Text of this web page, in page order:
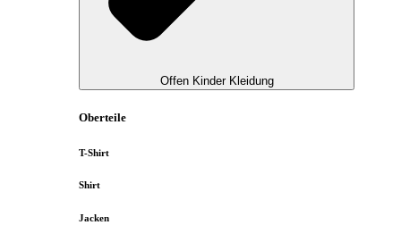
Offen Kinder Kleidung
Oberteile
T-Shirt
Shirt
Jacken